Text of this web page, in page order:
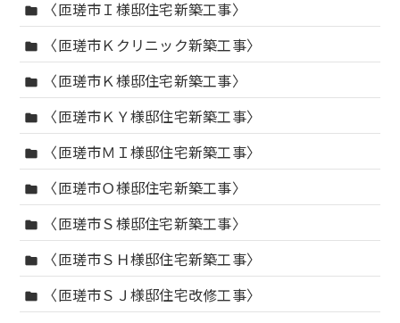
folder 〈匝瑳市Ｉ様邸住宅新築工事〉
folder 〈匝瑳市Ｋクリニック新築工事〉
folder 〈匝瑳市Ｋ様邸住宅新築工事〉
folder 〈匝瑳市ＫＹ様邸住宅新築工事〉
folder 〈匝瑳市ＭＩ様邸住宅新築工事〉
folder 〈匝瑳市Ｏ様邸住宅新築工事〉
folder 〈匝瑳市Ｓ様邸住宅新築工事〉
folder 〈匝瑳市ＳＨ様邸住宅新築工事〉
folder 〈匝瑳市ＳＪ様邸住宅改修工事〉